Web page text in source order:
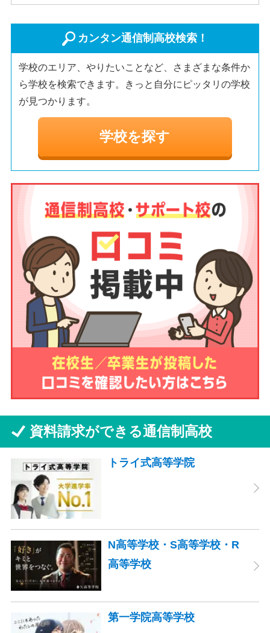
した。気分の落ち込みが激しくなり、欠席か増え
ました。心療内科には通っていました。うつの症
状なのか、文章が読めなくなり、このまま学校で
頑張っても進級出来なくなると、心療内科の先生
見つけたのが今の高校です。
カンタン通信制高校検索！
学校のエリア、やりたいことなど、さまざまな条件か
ら学校を検索できます。きっと自分にピッタリの学校
が見つかります。
学校を探す
資料請求ができる通信制高校
トライ式高等学院
N高等学校・S高等学校・R
高等学校
第一学院高等学校